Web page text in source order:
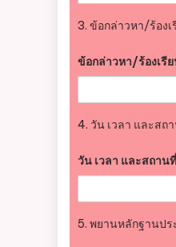
3. ข้อกล่าวหา/ร้อง
ข้อกล่าวหา/ร้องเรี
4. วัน เวลา และสถ
วัน เวลา และสถานที่
5. พยานหลักฐานปร